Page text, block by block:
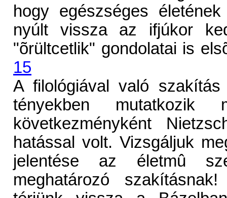
hogy egészséges
nyúlt vissza az ifjúkor
"õrültcetlik" gondolatai is
15
A filológiával való
tényekben
következményként
hatással volt. Vizsgáljuk
jelentése az életmû
meghatározó